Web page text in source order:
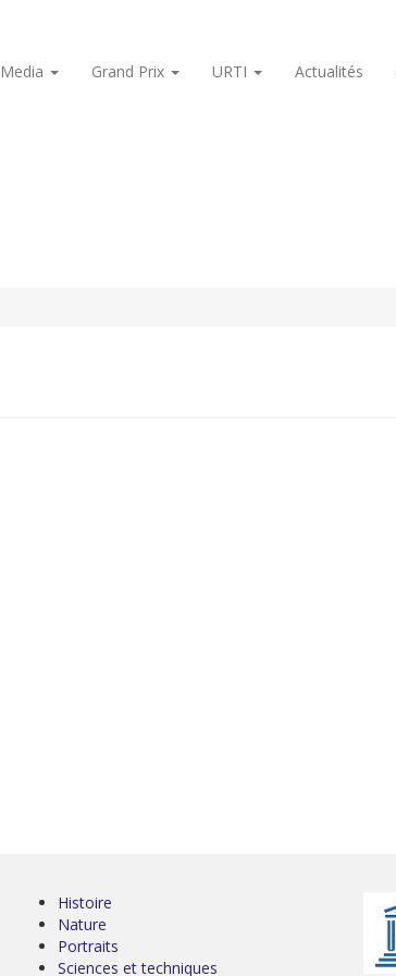
Media
Grand Prix URTI Actualités
Histoire
Nature
Portraits
Sciences et techniques